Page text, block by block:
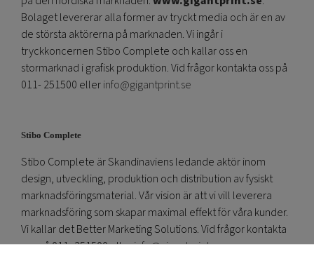
Bolaget levererar alla former av tryckt media och är en av
de största aktörerna på marknaden. Vi ingår i
tryckkoncernen Stibo Complete och kallar oss en
stormarknad i grafisk produktion. Vid frågor kontakta oss på
011- 251500 ellerinfo@gigantprint.se
Stibo Complete
Stibo Complete är Skandinaviens ledande aktör inom
design, utveckling, produktion och distribution av fysiskt
marknadsföringsmaterial. Vår vision är att vi vill leverera
marknadsföring som skapar maximal effekt för våra kunder.
Vi kallar det Better Marketing Solutions. Vid frågor kontakta
oss på 011- 251500 ellerinfo@gigantprint.se